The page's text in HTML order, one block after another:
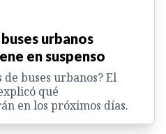
urbanos
en suspenso
buses urbanos? El
qué
en los próximos días.